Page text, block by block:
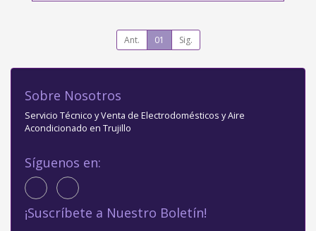
Ant. 01 Sig.
Sobre Nosotros
Servicio Técnico y Venta de Electrodomésticos y Aire
Acondicionado en Trujillo
Síguenos en:
¡Suscríbete a Nuestro Boletín!